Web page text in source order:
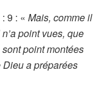
9 : « Mais, comme il
point vues, que
point montées
a préparées